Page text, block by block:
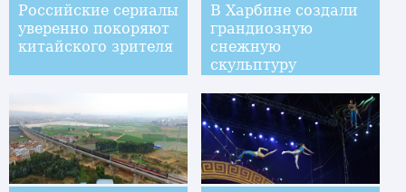
Российские сериалы
уверенно покоряют
китайского зрителя
В Харбине создали
грандиозную
снежную
скульптуру